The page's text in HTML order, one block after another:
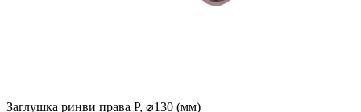
Заглушка ринви права Р, ⌀130 (мм)